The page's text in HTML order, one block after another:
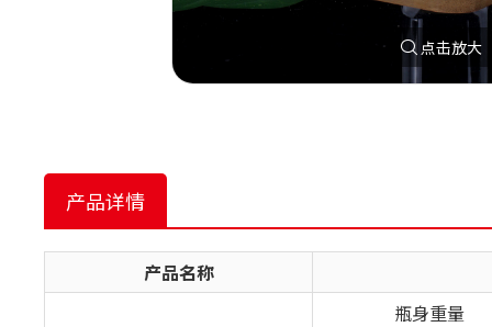
点击放大
产品详情
产品名称
瓶身重量